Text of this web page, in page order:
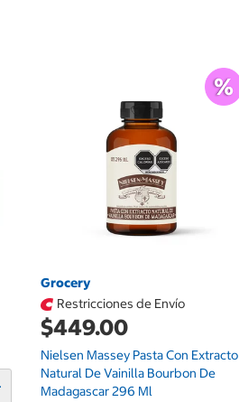
Grocery
Restricciones de Envío
$449.00
Nielsen Massey Pasta Con Extracto
Natural De Vainilla Bourbon De
Madagascar 296 Ml